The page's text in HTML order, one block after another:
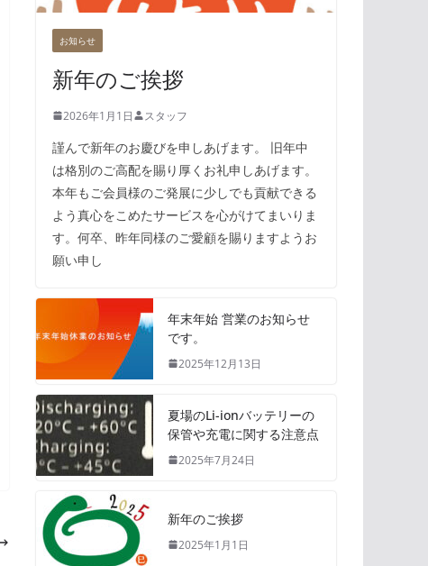
お知らせ
新年のご挨拶
2026年1月1日 スタッフ
謹んで新年のお慶びを申しあげます。 旧年中
は格別のご高配を賜り厚くお礼申しあげます。
本年もご会員様のご発展に少しでも貢献できる
よう真心をこめたサービスを心がけてまいりま
す。何卒、昨年同様のご愛顧を賜りますようお
願い申し
年末年始 営業のお知らせ
です。
2025年12月13日
夏場のLi-ionバッテリーの
保管や充電に関する注意点
2025年7月24日
新年のご挨拶
2025年1月1日